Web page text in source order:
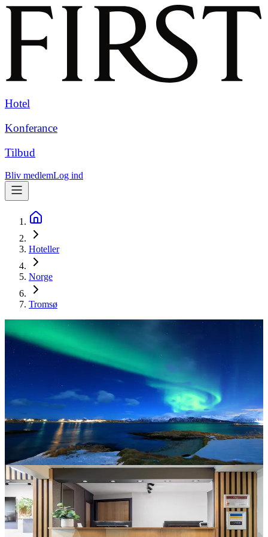
Hotel
Konferance
Tilbud
Bliv medlemLog ind
Hoteller
Norge
Tromsø